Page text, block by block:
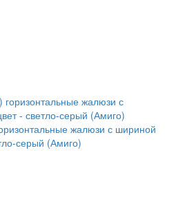
жалюзи с шириной
серый (Амиго)